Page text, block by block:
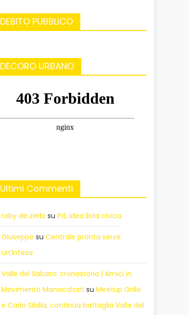
DEBITO PUBBLICO
DECORO URBANO
Ultimi Commenti
roby de zerbi suPd, idea lista civica
Giuseppe suCentrale pronta serve
un’intesa
Valle del Sabato: cronostoria | Amici in
Movimento Manocalzati suMeetup Grillo
e Carlo Sibilia, continua battaglia Valle del